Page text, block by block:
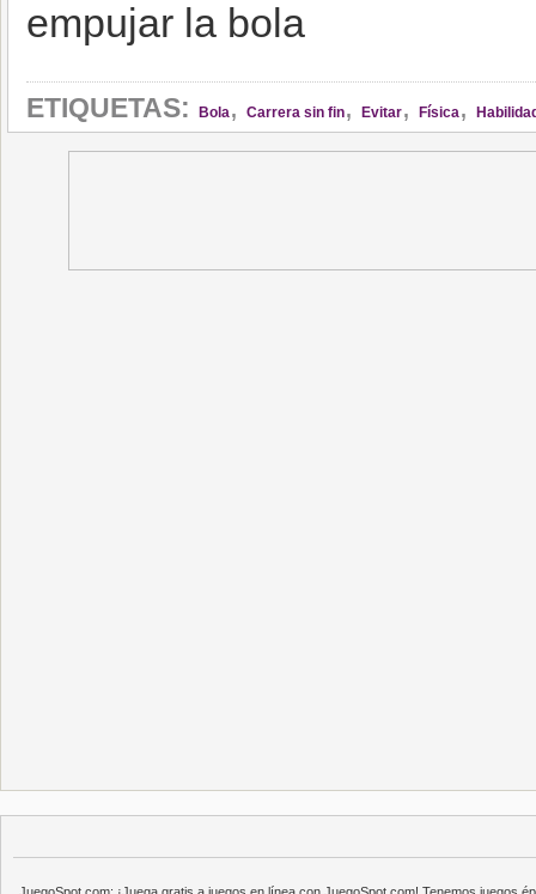
empujar la bola
ETIQUETAS: Bola, Carrera sin fin, Evitar, Física,